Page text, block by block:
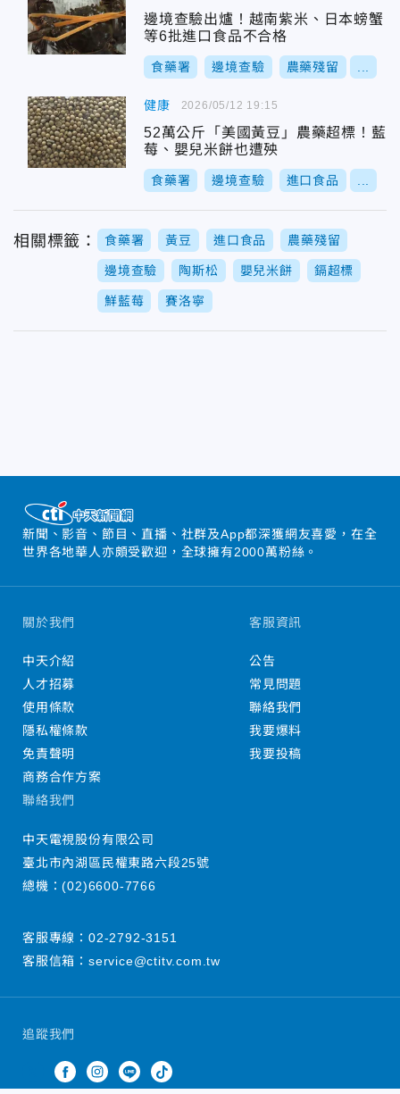
邊境查驗出爐！越南紫米、日本螃蟹
等6批進口食品不合格
食藥署 邊境查驗 農藥殘留
健康
52萬公斤「美國黃豆」農藥超標！藍
莓、嬰兒米餅也遭殃
食藥署 邊境查驗 進口食品
2026/05/12 19:15
相關標籤： 食藥署 黃豆 進口食品 農藥殘留
邊境查驗 陶斯松 嬰兒米餅 鎘超標
鮮藍莓 賽洛寧
新聞、影音、節目、直播、社群及App都深獲網友喜愛，在全
世界各地華人亦頗受歡迎，全球擁有2000萬粉絲。
追蹤我們
關於我們
中天介紹
人才招募
使用條款
隱私權條款
免責聲明
商務合作方案
客服資訊
公告
常見問題
聯絡我們
我要爆料
我要投稿
聯絡我們
中天電視股份有限公司
臺北市內湖區民權東路六段25號
總機：(02)6600-7766
客服專線： 02-2792-3151
客服信箱： service@ctitv.com.tw